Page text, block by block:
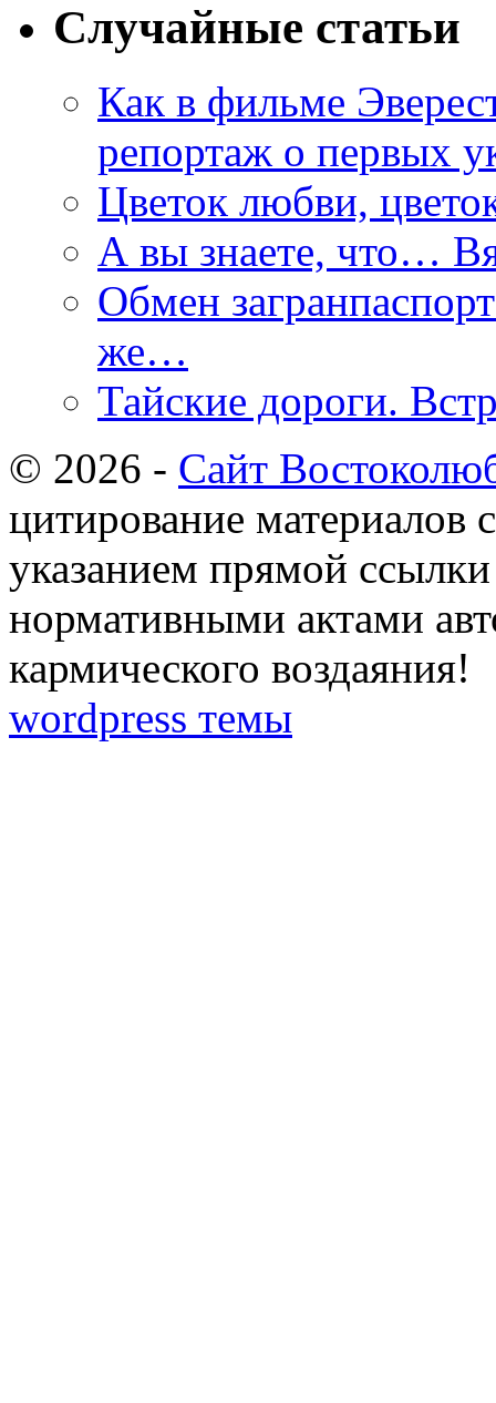
Случайные статьи
Как в фильме
репортаж о первых
Цветок любви,
А вы знаете, что…
Обмен
же…
Тайские дороги.
© 2026 - Сайт
цитирование материалов
указанием прямой
нормативными актами
кармического воздаяния!
wordpress темы